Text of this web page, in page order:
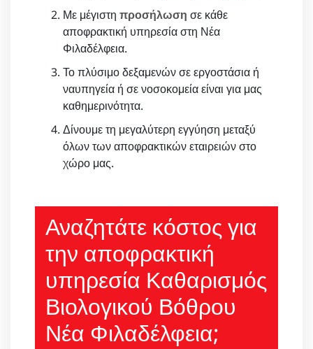
Με μέγιστη προσήλωση σε κάθε
αποφρακτική υπηρεσία στη Νέα
Φιλαδέλφεια.
Το πλύσιμο δεξαμενών σε εργοστάσια ή
ναυπηγεία ή σε νοσοκομεία είναι για μας
καθημερινότητα.
Δίνουμε τη μεγαλύτερη εγγύηση μεταξύ
όλων των αποφρακτικών εταιρειών στο
χώρο μας.
Αναζητάτε κόστος για
την αποφρακτική
υπηρεσία Καθαρισμός
Βιολογικού Βόθρου
Νέα Φιλαδέλφεια;